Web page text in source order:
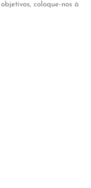
coloque-nos à